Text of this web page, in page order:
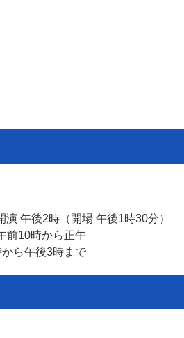
午後2時（開場 午後1時30分）
前10時から正午
ら午後3時まで